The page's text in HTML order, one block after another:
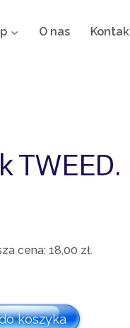
O nas
cena: 18,00 zł.
koszyka